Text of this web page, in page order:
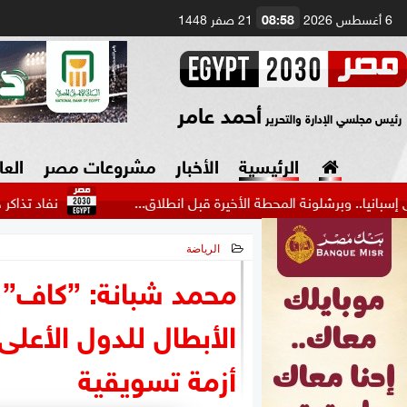
6 أغسطس 2026 08:58 21 صفر 1448
رئيس مجلسي الإدارة والتحرير أحمد عامر
الرئيسية الأخبار
الرئاسة
البرلمان
دين وفتاوى
مشروعات مصر
نفاد تذاكر حفل شيرين المحطة الأخيرة قبل انطلاق...
الرياضة
محمد شبانة:
الأبطال للدول
أزمة تسويقية